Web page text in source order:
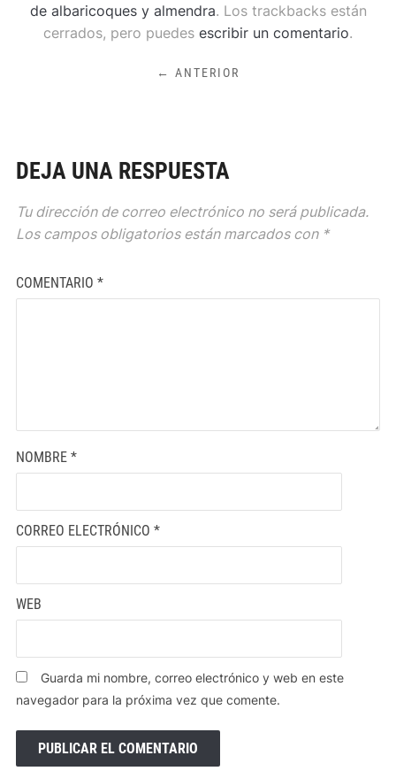
de albaricoques y almendra. Los trackbacks están
cerrados, pero puedes escribir un comentario.
← ANTERIOR
DEJA UNA RESPUESTA
Tu dirección de correo electrónico no será publicada.
Los campos obligatorios están marcados con *
COMENTARIO *
NOMBRE *
CORREO ELECTRÓNICO *
WEB
Guarda mi nombre, correo electrónico y web en este
navegador para la próxima vez que comente.